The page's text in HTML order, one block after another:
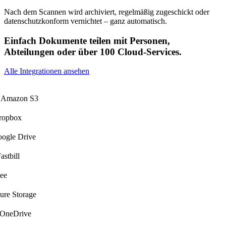
Nach dem Scannen wird archiviert, regelmäßig zugeschickt oder
datenschutzkonform vernichtet – ganz automatisch.
Einfach Dokumente teilen mit Personen,
Abteilungen oder über 100 Cloud-Services.
Alle Integrationen ansehen
S3
Drive
Storage